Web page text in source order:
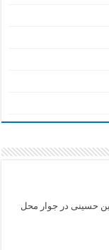
حسینی در جوار محل